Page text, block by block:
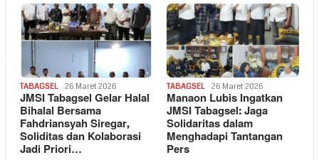
TABAGSEL 26 Maret 2026
JMSI Tabagsel Gelar Halal
Bihalal Bersama
Fahdriansyah Siregar,
Soliditas dan Kolaborasi
Jadi Priori…
TABAGSEL 26 Maret 2026
Manaon Lubis Ingatkan
JMSI Tabagsel: Jaga
Solidaritas dalam
Menghadapi Tantangan
Pers